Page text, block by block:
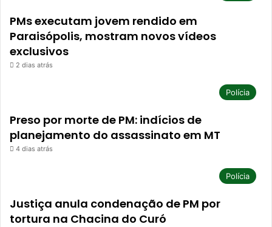
PMs executam jovem rendido em
Paraisópolis, mostram novos vídeos
exclusivos
2 dias atrás
Polícia
Preso por morte de PM: indícios de
planejamento do assassinato em MT
4 dias atrás
Polícia
Justiça anula condenação de PM por
tortura na Chacina do Curó